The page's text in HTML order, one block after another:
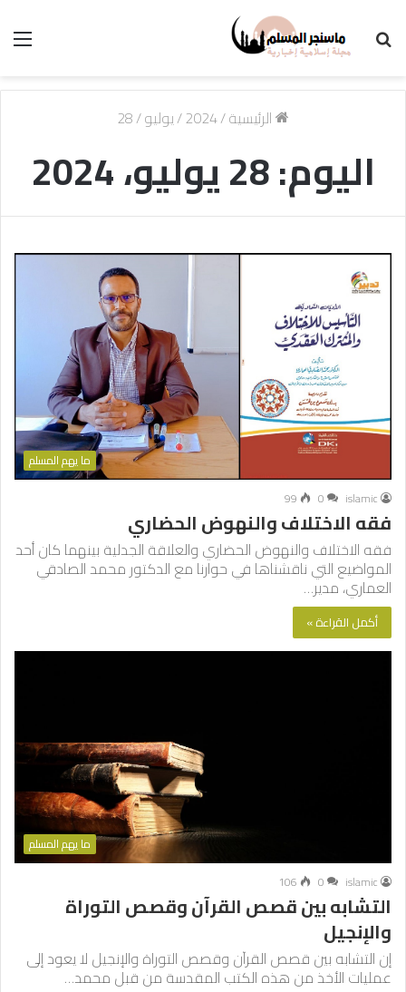
الرئيسية/
2024
/يوليو/
28
اليوم:28 يوليو، 2024
ما يهم المسلم
islamic
0
99
فقه الاختلاف والنهوض الحضاري
فقه الاختلاف والنهوض الحضاري والعلاقة الجدلية بينهما كان أحد
المواضيع التي ناقشناها في حوارنا مع الدكتور محمد الصادقي
العماري، مدير…
أكمل القراءة »
ما يهم المسلم
islamic
0
106
التشابه بين قصص القرآن وقصص التوراة
والإنجيل
إن التشابه بين قصص القرآن وقصص التوراة والإنجيل لا يعود إلى
عمليات الأخذ من هذه الكتب المقدسة من قبل محمد…